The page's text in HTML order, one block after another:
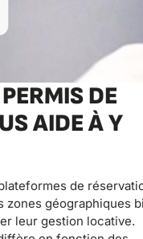
DE
AIDE À Y
de
zones géographiques
leur gestion locative.